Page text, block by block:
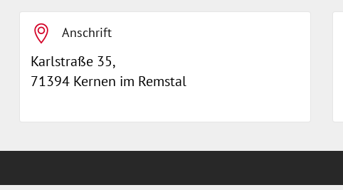
auf
Anschrift
Karlstraße 35,
71394 Kernen im Remstal